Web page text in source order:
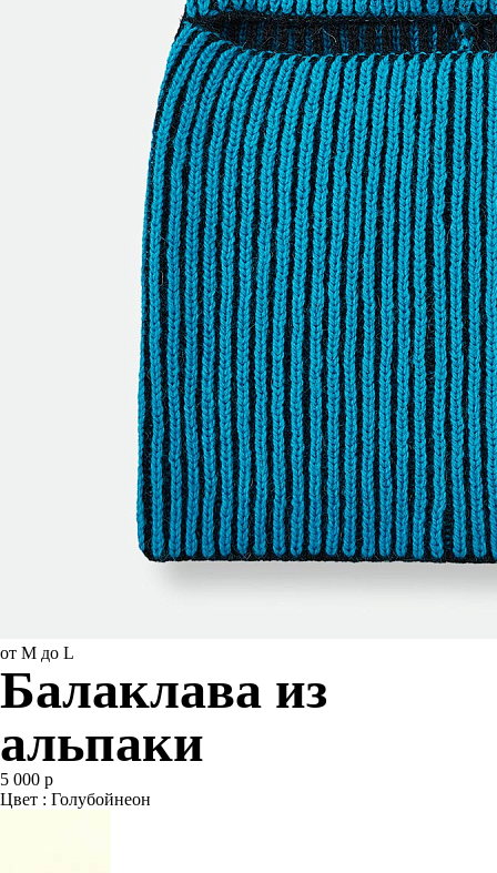
от M до L
Балаклава из
альпаки
5 000 р
Цвет : Голубойнеон